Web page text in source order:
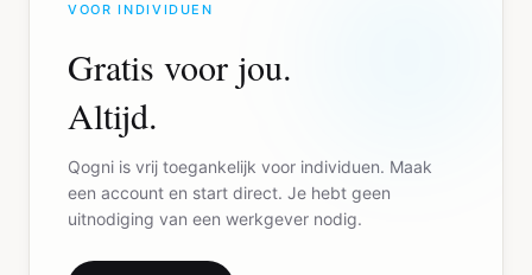
VOOR INDIVIDUEN
Gratis voor jou.
Altijd.
Qogni is vrij toegankelijk voor individuen. Maak
een account en start direct. Je hebt geen
uitnodiging van een werkgever nodig.